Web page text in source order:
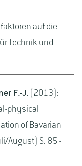
auf die
Technik und
F.-J. (2013):
physical
of Bavarian
August) S. 85 -